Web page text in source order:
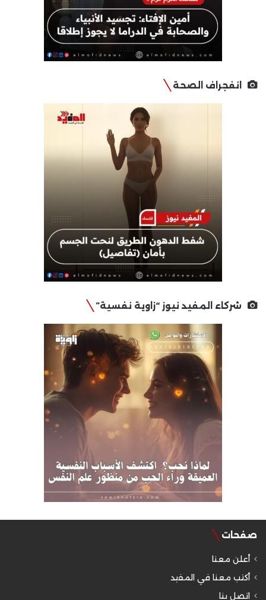
انفجراف الصحة
شركاء المفيد نيوز “زاوية نفسية”
صفحات
أعلن معنا
أكتب معنا في المفيد
اتصل بنا